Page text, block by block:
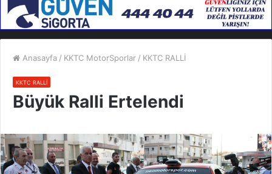
Anasayfa / KKTC MotorSporlar / KKTC RALLİ
KKTC RALLİ
Büyük Ralli Ertelendi